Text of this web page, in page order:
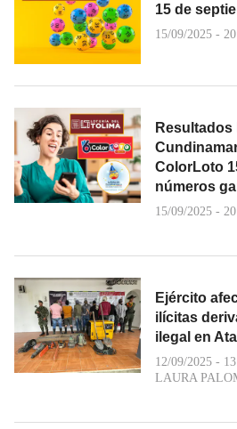
15 de
15/09/2025 -
Resultados
ColorLoto
números
15/09/2025 -
Ejército
ilícitas
ilegal en
12/09/2025 -
LAURA